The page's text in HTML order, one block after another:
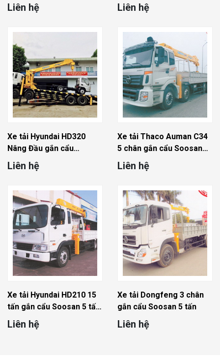
Liên hệ Liên hệ
Xe tải Hyundai HD320
Nâng Đầu gắn cẩu
Soosan 10 Tấn chở máy
công trình
Liên hệ
Xe tải Thaco Auman C34
5 chân gắn cẩu Soosan
10 tấn
Liên hệ
Xe tải Hyundai HD210 15
tấn gắn cẩu Soosan 5 tấn
4 đốt
Liên hệ
Xe tải Dongfeng 3 chân
gắn cẩu Soosan 5 tấn
Liên hệ